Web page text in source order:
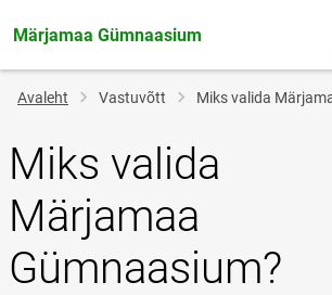
Märjamaa Gümnaasium
Jälglink
Avaleht Vastuvõtt Miks valida
Miks valida
Märjamaa
Gümnaasium?